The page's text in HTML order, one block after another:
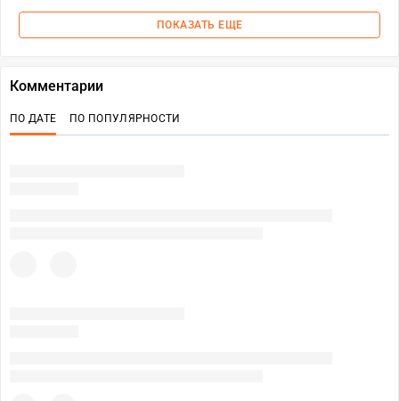
ПОКАЗАТЬ ЕЩЕ
Комментарии
ПО ДАТЕ ПО ПОПУЛЯРНОСТИ